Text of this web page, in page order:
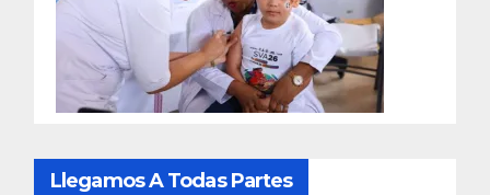
Llegamos A Todas Partes